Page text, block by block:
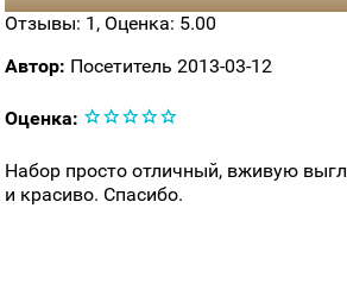
Отзывы: 1 , Оценка: 5.00
Автор: Посетитель 2013-03-12
Оценка:
Набор просто отличный, вживую
и красиво. Спасибо.